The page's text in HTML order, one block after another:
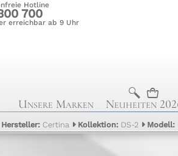
Hotline
700
erreichbar ab 9 Uhr
b n
Unsere Marken Neuheiten
Hersteller: Certina Kollektion: DS-2 Modell: